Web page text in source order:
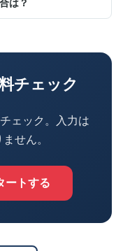
は？
チェック
ェック。入力は
せん。
ートする